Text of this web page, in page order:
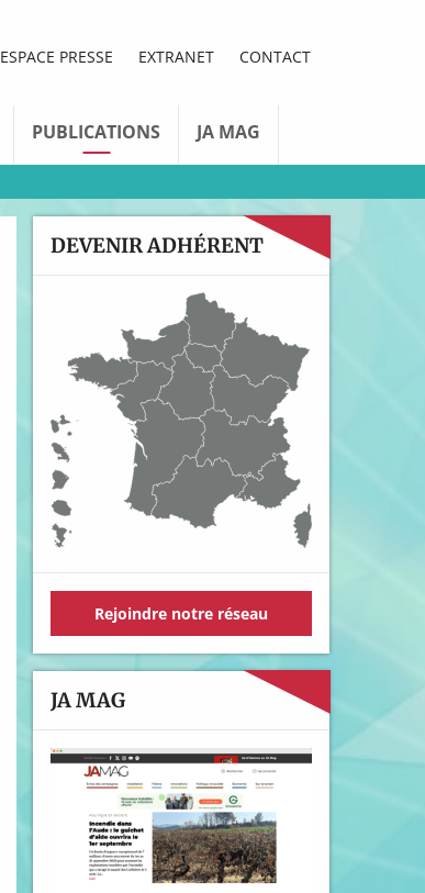
ESPACE PRESSE EXTRANET CONTACT
PUBLICATIONS JA MAG
DEVENIR ADHÉRENT
Rejoindre notre réseau
JA MAG